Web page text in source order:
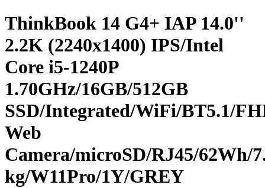
ThinkBook 14 G4+ IAP 14.0''
2.2K (2240x1400) IPS/Intel
Core i5-1240P
1.70GHz/16GB/512GB
SSD/Integrated/WiFi/BT5.1/
Web
Camera/microSD/RJ45/62Wh/
kg/W11Pro/1Y/GREY